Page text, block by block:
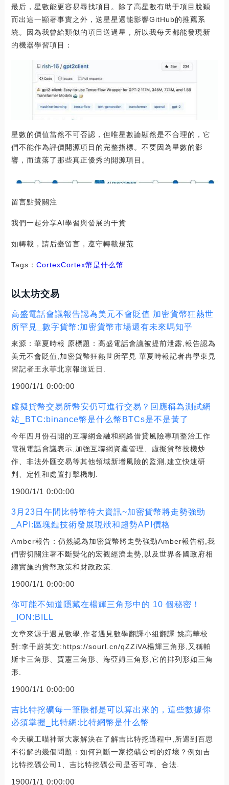
最后，星數能更容易尋找項目。除了高星數有助于項目脫穎
而出這一顯著事實之外，送星星還能影響GitHub的推薦系
統。因為我曾給類似的項目送過星，所以我每天都能發現新
的機器學習項目：
星數的價值當然不可否認，但唯星數論顯然是不合理的，它
們不能作為評價開源項目的完整指標。不要因為星數的影
響，而遺落了那些真正優秀的開源項目。
留言點贊關注
我們一起分享AI學習與發展的干貨
如轉載，請后臺留言，遵守轉載規范
Tags： CortexCortex幣是什么幣
以太坊交易
高盛電話會議報告認為美元不會貶值 加密貨幣狂熱世
所罕見_數字貨幣:加密貨幣市場還有未來嗎知乎
來源：華夏時報 原標題：高盛電話會議被提前泄露,報告認為
美元不會貶值,加密貨幣狂熱世所罕見 華夏時報記者冉學東見
習記者王永菲北京報道近日.
1900/1/1 0:00:00
虛擬貨幣交易所幣安仍可進行交易？回應稱為測試網
站_BTC:binance幣是什么幣BTCs是不是黃了
今年四月份召開的互聯網金融和網絡借貸風險專項整治工作
電視電話會議表示,加強互聯網資產管理、虛擬貨幣投機炒
作、非法外匯交易等其他領域新增風險的監測,建立快速研
判、定性和處置打擊機制.
1900/1/1 0:00:00
3月23日午間比特幣特大資訊~加密貨幣將走勢強勁
_API:區塊鏈技術發展現狀和趨勢API價格
Amber報告：仍然認為加密貨幣將走勢強勁Amber報告稱,我
們密切關注著不斷變化的宏觀經濟走勢,以及世界各國政府相
繼實施的貨幣政策和財政政策.
1900/1/1 0:00:00
你可能不知道隱藏在楊輝三角形中的 10 個秘密！
_ION:BILL
文章來源于遇見數學,作者遇見數學翻譯小組翻譯:姚高華校
對:李千蔚英文:https://sourl.cn/qZZiVA楊輝三角形,又稱帕
斯卡三角形、賈憲三角形、海亞姆三角形,它的排列形如三角
形.
1900/1/1 0:00:00
吉比特挖礦每一筆賬都是可以算出來的，這些數據你
必須掌握_比特網:比特網幣是什么幣
今天礦工喵神幫大家解決在了解吉比特挖過程中,所遇到百思
不得解的幾個問題：如何判斷一家挖礦公司的好壞？例如吉
比特挖礦公司1、吉比特挖礦公司是否可靠、合法.
1900/1/1 0:00:00